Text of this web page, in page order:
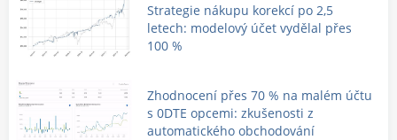
Strategie nákupu korekcí po 2,5
letech: modelový účet vydělal přes
100 %
Zhodnocení přes 70 % na malém účtu
s 0DTE opcemi: zkušenosti z
automatického obchodování